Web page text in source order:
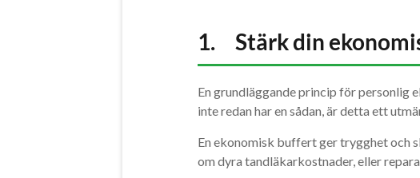
1. Stärk din
En grundläggande princip för personlig
inte redan har en sådan, är detta ett
En ekonomisk buffert ger trygghet och
om dyra tandläkarkostnader, eller